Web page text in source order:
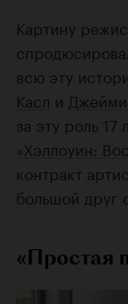
Картину
всю эту
Касл и
за эту роль
«Хэллоуин:
контракт
большой друг
«Простая